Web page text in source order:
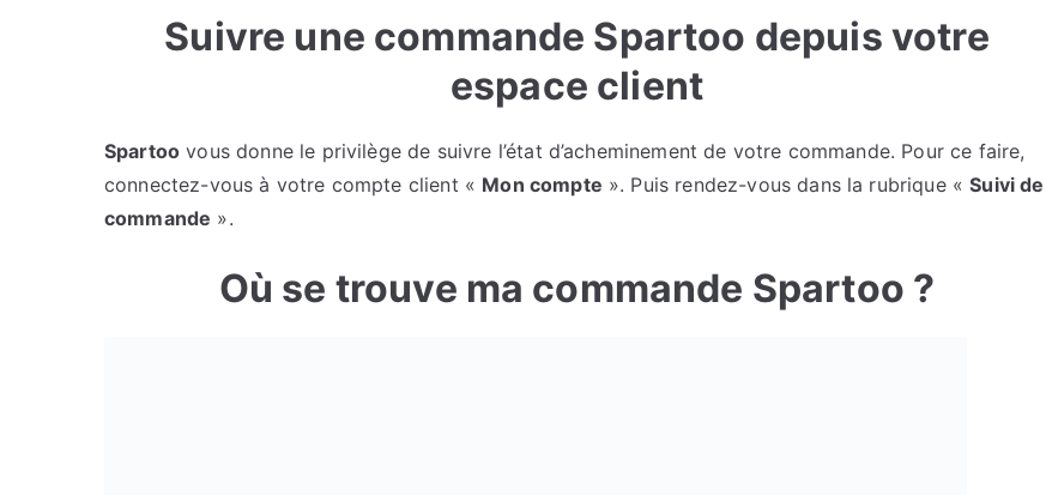
Suivre une commande Spartoo depuis votre
espace client
Spartoo vous donne le privilège de suivre l’état d’acheminement de votre commande. Pour ce faire,
connectez-vous à votre compte client « Mon compte ». Puis rendez-vous dans la rubrique «Suivi de
commande ».
Où se trouve ma commande Spartoo ?